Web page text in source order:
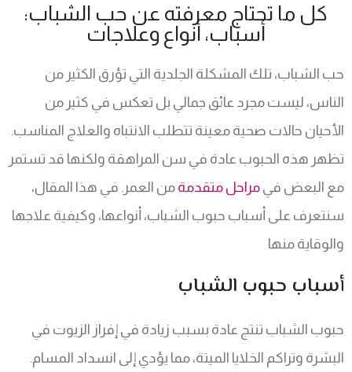
كل ما تحتاج معرفته عن حب الشباب:
أسباب، أنواع وعلاجات
حب الشباب، تلك المشكلة الجلدية التي تؤرق الكثير من
الناس، ليست مجرد عائق جمالي بل تعكس في كثير من
الأحيان حالات صحية معينة تتطلب الانتباه والعلاج المناسب.
تظهر هذه الحبوب عادة في سن المراهقة ولكنها قد تستمر
مع البعض في مراحل متقدمة من العمر. في هذا المقال،
سنتعرف على أسباب حبوب الشباب، أنواعها، وكيفية علاجها
والوقاية منها
أسباب حبوب الشباب
حبوب الشباب تنتج عادة بسبب زيادة في إفراز الزيوت في
البشرة وتراكم الخلايا الميتة، مما يؤدي إلى انسداد المسام.